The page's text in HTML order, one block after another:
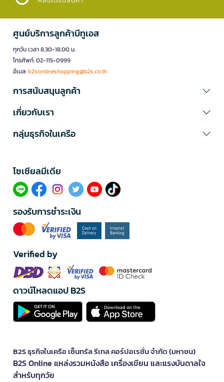
ศูนย์บริการลูกค้าบีทูเอส
ทุกวัน เวลา 8.30-18.00 น.
โทรศัพท์: 02-115-0999
อีเมล:b2sonlineshopping@b2s.co.th
การสนับสนุนลูกค้า
เกี่ยวกับเรา
กลุ่มธุรกิจในเครือ
โซเซียลมีเดีย​
รองรับการชำระเงิน
Verified by
ดาวน์โหลดแอป B2S
B2S ธุรกิจในเครือ เซ็นทรัล รีเทล คอร์ปอเรชั่น จำกัด (มหาชน)
B2S Online แหล่งรวมหนังสือ เครื่องเขียน และแรงบันดาลใจ
สำหรับทุกวัย